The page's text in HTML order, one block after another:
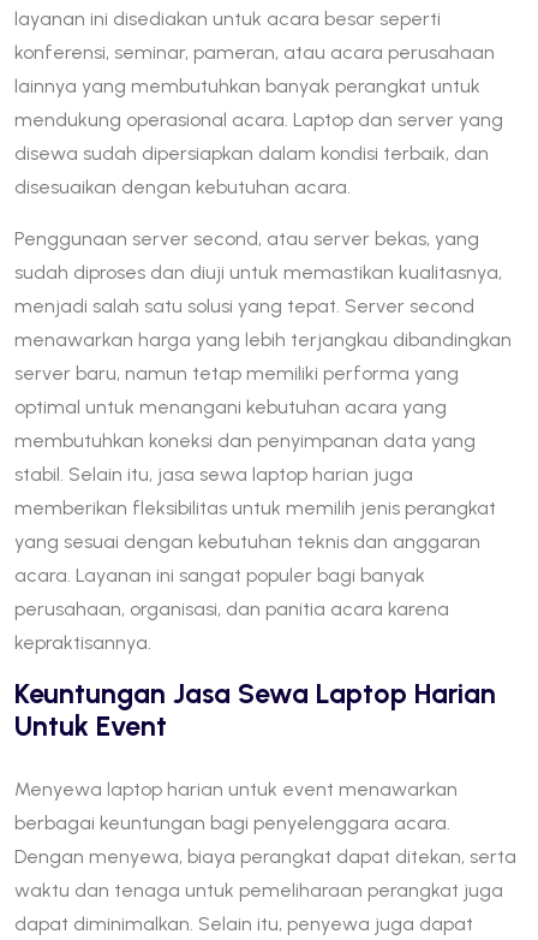
layanan ini disediakan untuk acara besar seperti
konferensi, seminar, pameran, atau acara perusahaan
lainnya yang membutuhkan banyak perangkat untuk
mendukung operasional acara. Laptop dan server yang
disewa sudah dipersiapkan dalam kondisi terbaik, dan
disesuaikan dengan kebutuhan acara.
Penggunaan server second, atau server bekas, yang
sudah diproses dan diuji untuk memastikan kualitasnya,
menjadi salah satu solusi yang tepat. Server second
menawarkan harga yang lebih terjangkau dibandingkan
server baru, namun tetap memiliki performa yang
optimal untuk menangani kebutuhan acara yang
membutuhkan koneksi dan penyimpanan data yang
stabil. Selain itu, jasa sewa laptop harian juga
memberikan fleksibilitas untuk memilih jenis perangkat
yang sesuai dengan kebutuhan teknis dan anggaran
acara. Layanan ini sangat populer bagi banyak
perusahaan, organisasi, dan panitia acara karena
kepraktisannya.
Keuntungan Jasa Sewa Laptop Harian
Untuk Event
Menyewa laptop harian untuk event menawarkan
berbagai keuntungan bagi penyelenggara acara.
Dengan menyewa, biaya perangkat dapat ditekan, serta
waktu dan tenaga untuk pemeliharaan perangkat juga
dapat diminimalkan. Selain itu, penyewa juga dapat